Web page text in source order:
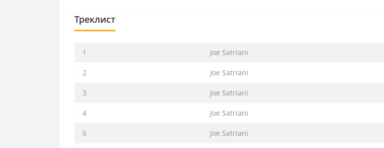
Треклист
1 Joe Satriani
2 Joe Satriani
3 Joe Satriani
4 Joe Satriani
5 Joe Satriani